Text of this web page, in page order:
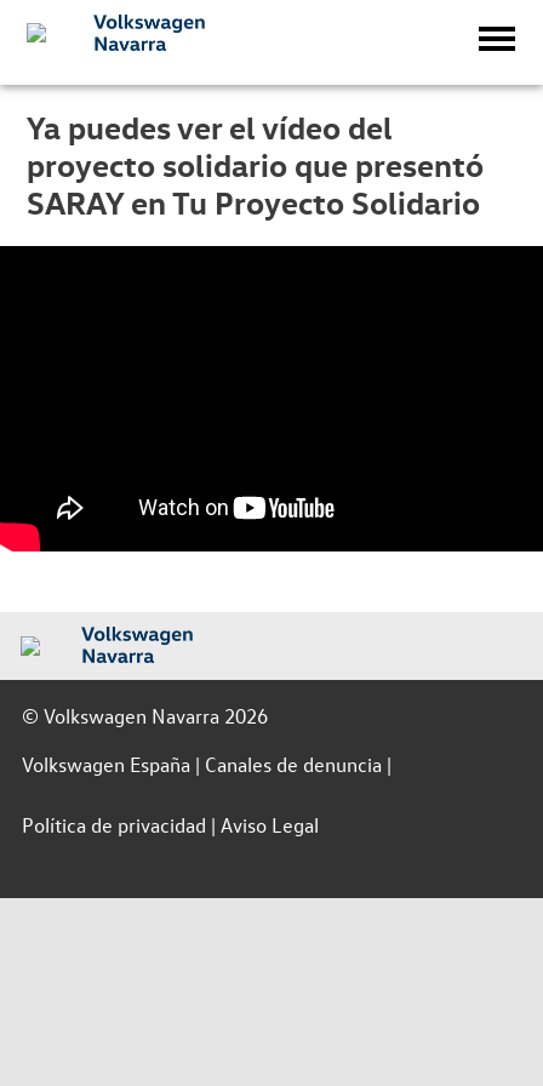
Ya puedes ver el vídeo del
proyecto solidario que presentó
SARAY en Tu Proyecto Solidario
© Volkswagen Navarra 2026
Volkswagen España
Canales de denuncia
Política de privacidad Aviso Legal